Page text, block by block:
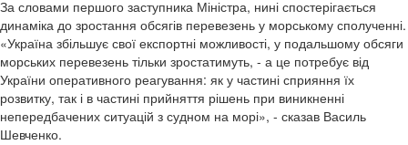
За словами першого заступника Міністра, нині спостерігається
динаміка до зростання обсягів перевезень у морському сполученні.
«Україна збільшує свої експортні можливості, у подальшому обсяги
морських перевезень тільки зростатимуть, - а це потребує від
України оперативного реагування: як у частині сприяння їх
розвитку, так і в частині прийняття рішень при виникненні
непередбачених ситуацій з судном на морі», - сказав Василь
Шевченко.